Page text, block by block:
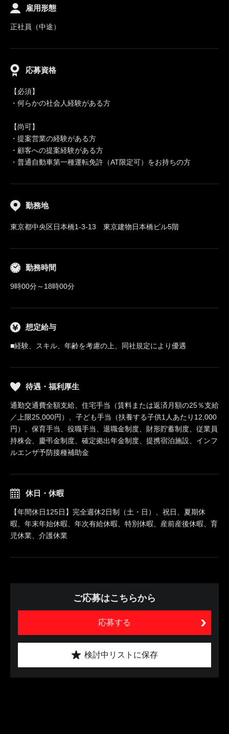
雇用形態
正社員（中途）
応募資格
【必須】
・何らかの社会人経験がある方
【尚可】
・提案営業の経験がある方
・顧客への提案経験がある方
・普通自動車第一種運転免許（AT限定可）をお持ちの方
勤務地
東京都中央区日本橋1-3-13 東京建物日本橋ビル5階
勤務時間
9時00分～18時00分
想定給与
■経験、スキル、年齢を考慮の上、同社規定により優遇
待遇・福利厚生
通勤交通費全額支給、住宅手当（賃料または返済月額の25％支給
／上限25,000円）、子ども手当（扶養する子供1人あたり12,000
円）、保育手当、役職手当、退職金制度、財形貯蓄制度、従業員
持株会、慶弔金制度、確定拠出年金制度、提携宿泊施設、インフ
ルエンザ予防接種補助金
休日・休暇
【年間休日125日】完全週休2日制（土・日）、祝日、夏期休
暇、年末年始休暇、年次有給休暇、特別休暇、産前産後休暇、育
児休業、介護休業
ご応募はこちらから
応募する
検討中リストに保存